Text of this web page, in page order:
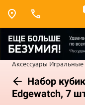
Аксессуары Игральные
Набор
Edgewatch, 7